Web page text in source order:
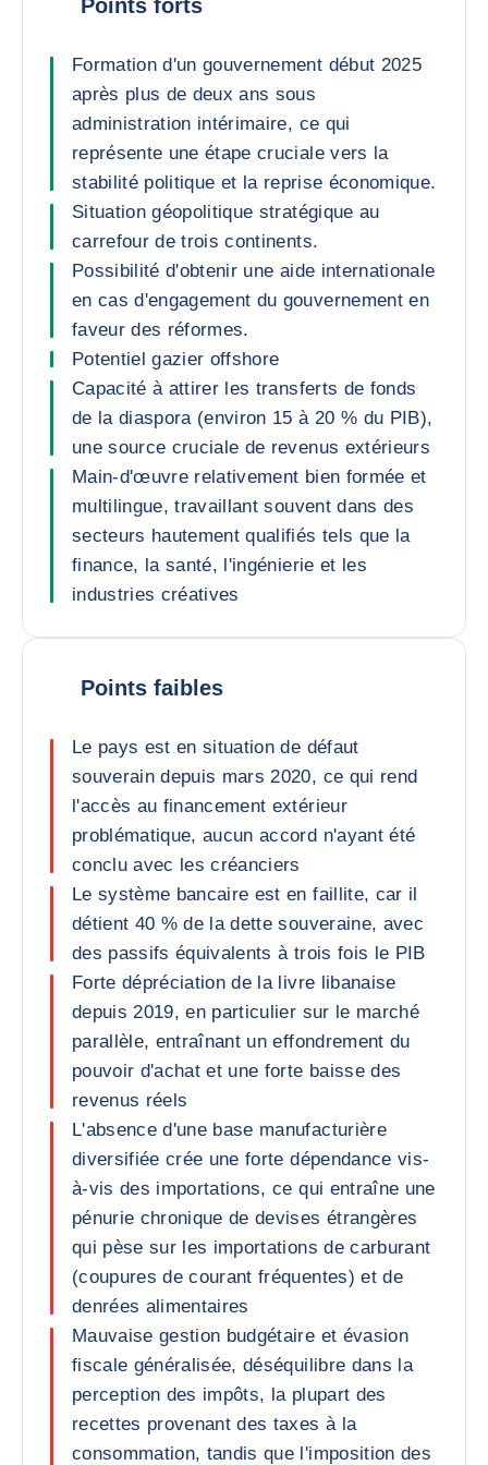
Points forts
Formation d'un gouvernement début 2025
après plus de deux ans sous
administration intérimaire, ce qui
représente une étape cruciale vers la
stabilité politique et la reprise économique.
Situation géopolitique stratégique au
carrefour de trois continents.
Possibilité d'obtenir une aide internationale
en cas d'engagement du gouvernement en
faveur des réformes.
Potentiel gazier offshore
Capacité à attirer les transferts de fonds
de la diaspora (environ 15 à 20 % du PIB),
une source cruciale de revenus extérieurs
Main-d'œuvre relativement bien formée et
multilingue, travaillant souvent dans des
secteurs hautement qualifiés tels que la
finance, la santé, l'ingénierie et les
industries créatives
Points faibles
Le pays est en situation de défaut
souverain depuis mars 2020, ce qui rend
l'accès au financement extérieur
problématique, aucun accord n'ayant été
conclu avec les créanciers
Le système bancaire est en faillite, car il
détient 40 % de la dette souveraine, avec
des passifs équivalents à trois fois le PIB
Forte dépréciation de la livre libanaise
depuis 2019, en particulier sur le marché
parallèle, entraînant un effondrement du
pouvoir d'achat et une forte baisse des
revenus réels
L'absence d'une base manufacturière
diversifiée crée une forte dépendance vis-
à-vis des importations, ce qui entraîne une
pénurie chronique de devises étrangères
qui pèse sur les importations de carburant
(coupures de courant fréquentes) et de
denrées alimentaires
Mauvaise gestion budgétaire et évasion
fiscale généralisée, déséquilibre dans la
perception des impôts, la plupart des
recettes provenant des taxes à la
consommation, tandis que l'imposition des